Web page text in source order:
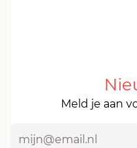
Meld je aan